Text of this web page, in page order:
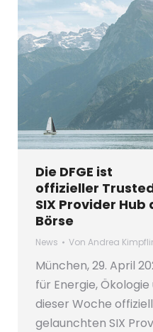
Die DFGE ist
offizieller
SIX Provider Hub
Börse
News Von Andrea
München, 29. April
für Energie,
dieser Woche
gelaunchten SIX